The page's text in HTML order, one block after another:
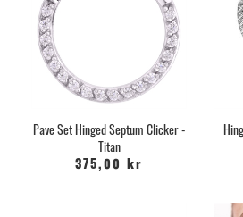
Pave Set Hinged Septum Clicker -
Titan
375,00 kr